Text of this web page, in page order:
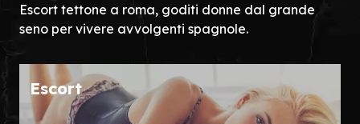
Escort tettone a roma, goditi donne dal grande
seno per vivere avvolgenti spagnole.
Escort